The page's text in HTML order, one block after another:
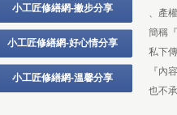
小工匠修繕網-撇步分享
小工匠修繕網-好心情分享
小工匠修繕網-溫馨分享
、產
簡稱
私下
『內
也不